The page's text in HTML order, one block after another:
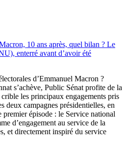
10 ans après, quel bilan ? Le
enterré avant d’avoir été
d’Emmanuel Macron ?
s’achève, Public Sénat profite de la
les principaux engagements pris
deux campagnes présidentielles, en
épisode : le Service national
d’engagement au service de la
et directement inspiré du service